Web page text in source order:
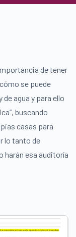
de tener
se puede
de agua y para ello
buscando
casas para
lo tanto de
harán esa auditoría